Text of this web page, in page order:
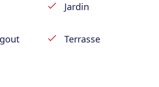
manger, cuisine, salle de
de bain et terrasse ;
Jardin
Terrasse